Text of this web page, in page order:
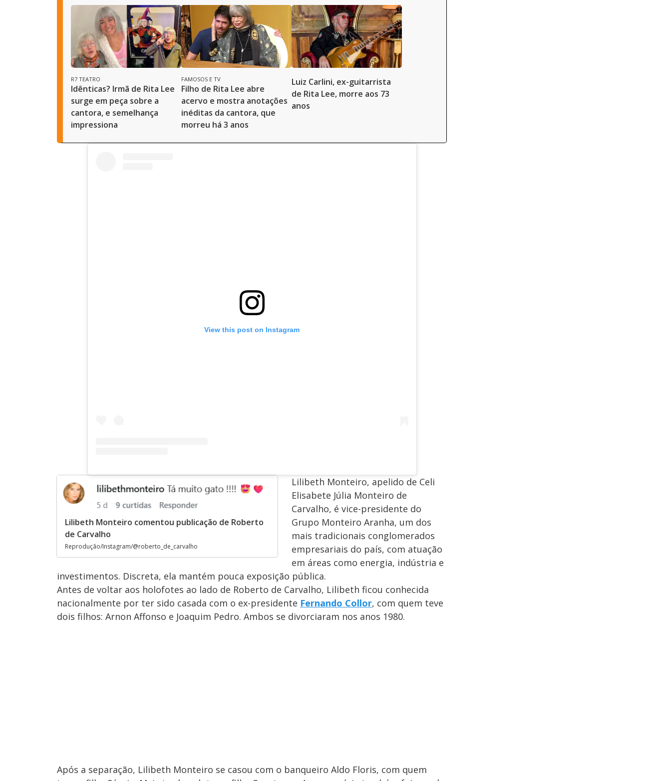
R7 TEATRO
Idênticas? Irmã de Rita Lee
surge em peça sobre a
cantora, e semelhança
impressiona
FAMOSOS E TV
Filho de Rita Lee abre
acervo e mostra anotações
inéditas da cantora, que
morreu há 3 anos
Luiz Carlini, ex-guitarrista
de Rita Lee, morre aos 73
anos
View this post on Instagram
Lilibeth Monteiro comentou publicação de Roberto
de Carvalho
Reprodução/Instagram/@roberto_de_carvalho
Lilibeth Monteiro, apelido de Celi
Elisabete Júlia Monteiro de
Carvalho, é vice-presidente do
Grupo Monteiro Aranha, um dos
mais tradicionais conglomerados
empresariais do país, com atuação
em áreas como energia, indústria e
investimentos. Discreta, ela mantém pouca exposição pública.
Antes de voltar aos holofotes ao lado de Roberto de Carvalho, Lilibeth ficou conhecida
nacionalmente por ter sido casada com o ex-presidente Fernando Collor, com quem teve
dois filhos: Arnon Affonso e Joaquim Pedro. Ambos se divorciaram nos anos 1980.
Após a separação, Lilibeth Monteiro se casou com o banqueiro Aldo Floris, com quem